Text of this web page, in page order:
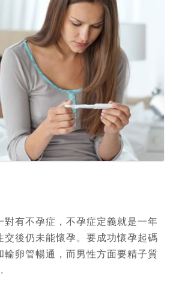
對有不孕症，不孕症定義就是一年
交後仍未能懷孕。要成功懷孕起碼
輸卵管暢通，而男性方面要精子質